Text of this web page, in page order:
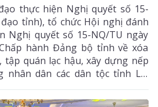
thực hiện Nghị quyết số 15-
tỉnh), tổ chức Hội nghị đánh
Nghị quyết số 15-NQ/TU ngày
hành Đảng bộ tỉnh về xóa
quán lạc hậu, xây dựng nếp
nhân dân các dân tộc tỉnh Lai
15-NQ/TU) 6 tháng đầu năm;
cuối năm 2026.